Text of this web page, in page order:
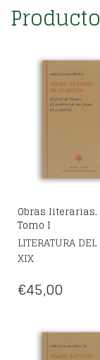
Obras literarias.
Tomo I
LITERATURA DEL
XIX
€45,00